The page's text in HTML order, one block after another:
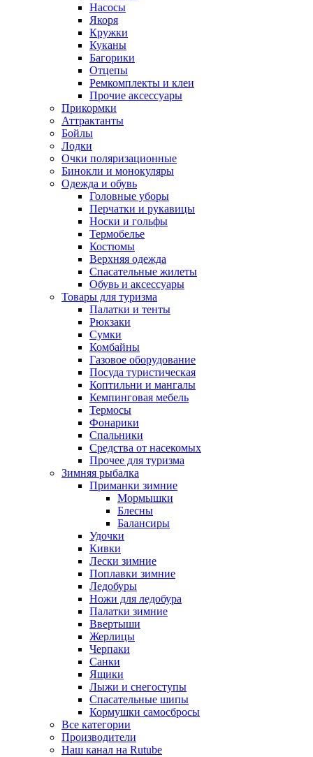
Насосы
Якоря
Кружки
Куканы
Багорики
Отцепы
Ремкомплекты и клеи
Прочие аксессуары
Прикормки
Аттрактанты
Бойлы
Лодки
Очки поляризационные
Бинокли и монокуляры
Одежда и обувь
Головные уборы
Перчатки и рукавицы
Носки и гольфы
Термобелье
Костюмы
Верхняя одежда
Спасательные жилеты
Обувь и аксессуары
Товары для туризма
Палатки и тенты
Рюкзаки
Сумки
Комбайны
Газовое оборудование
Посуда туристическая
Коптильни и мангалы
Кемпинговая мебель
Термосы
Фонарики
Спальники
Средства от насекомых
Прочее для туризма
Зимняя рыбалка
Приманки зимние
Мормышки
Блесны
Балансиры
Удочки
Кивки
Лески зимние
Поплавки зимние
Ледобуры
Ножи для ледобура
Палатки зимние
Ввертыши
Жерлицы
Черпаки
Санки
Ящики
Лыжи и снегоступы
Спасательные шипы
Кормушки самосбросы
Все категории
Производители
Наш канал на Rutube